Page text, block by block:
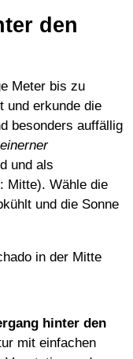
den
Meter bis zu
und erkunde die
besonders auffällig
und als
Mitte). Wähle die
und die Sonne
hinter den
mit einfachen